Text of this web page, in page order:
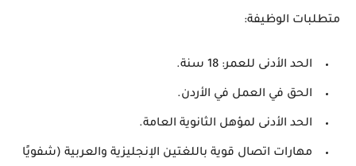
متطلبات الوظيفة:
الحد الأدنى للعمر:
الحق في العمل في الأردن.
الحد الأدنى لمؤهل الثانوية العامة.
مهارات اتصال قوية باللغتين الإنجليزية والعربية (شفويًا